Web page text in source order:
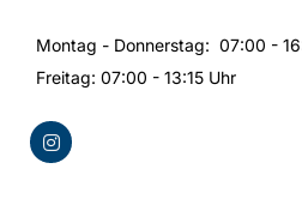
Montag - Donnerstag: 07:00 -
Freitag: 07:00 - 13:15 Uhr